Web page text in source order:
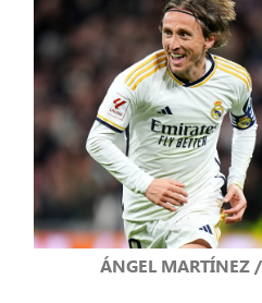
ÁNGEL MARTÍNEZ